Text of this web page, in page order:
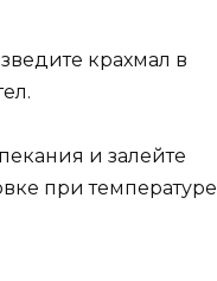
крахмал в
и залейте
при температуре